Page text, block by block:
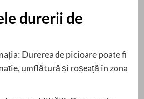
durerii de
Durerea de picioare poate fi
umflătură și roșeață în zona